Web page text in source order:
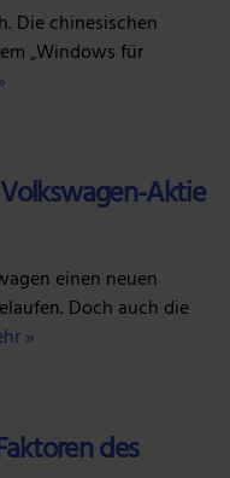
Die chinesischen
„Windows für
Aktie
einen neuen
Doch auch die
»
des